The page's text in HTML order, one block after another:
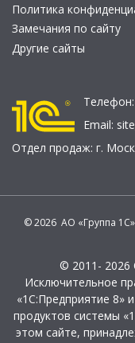
Политика
Замечания по сайту
Другие сайты
Телефон:
Email:
Отдел продаж: г.
© 2026 АО «Группа
© 2011-
Исключительное
«1С:Предприятие 8»
продуктов системы
этом сайте,